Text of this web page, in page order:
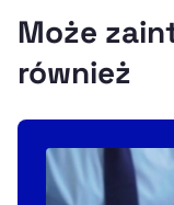
Może
również